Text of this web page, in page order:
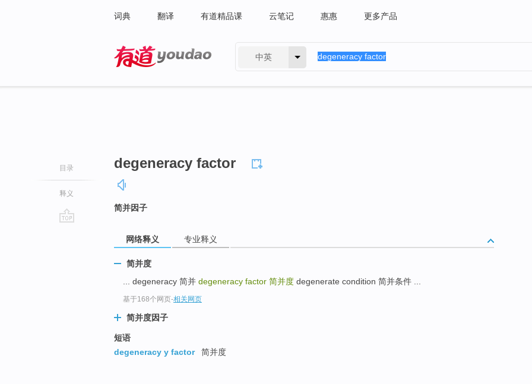
词典 翻译 有道精品课 云笔记 惠惠 更多产品
中英
目录
释义
degeneracy factor
简并因子
网络释义 专业释义
简并度
... degeneracy 简并 degeneracy factor 简并度 degenerate condition 简并条件 ...
基于168个网页-相关网页
简并度因子
短语
degeneracy y factor
简并度